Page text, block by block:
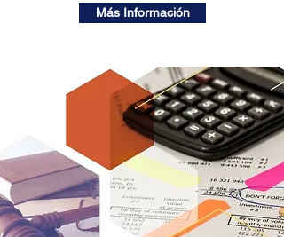
Más Información